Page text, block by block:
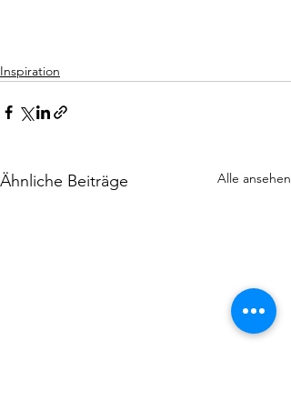
Inspiration
Ähnliche Beiträge Alle ansehen